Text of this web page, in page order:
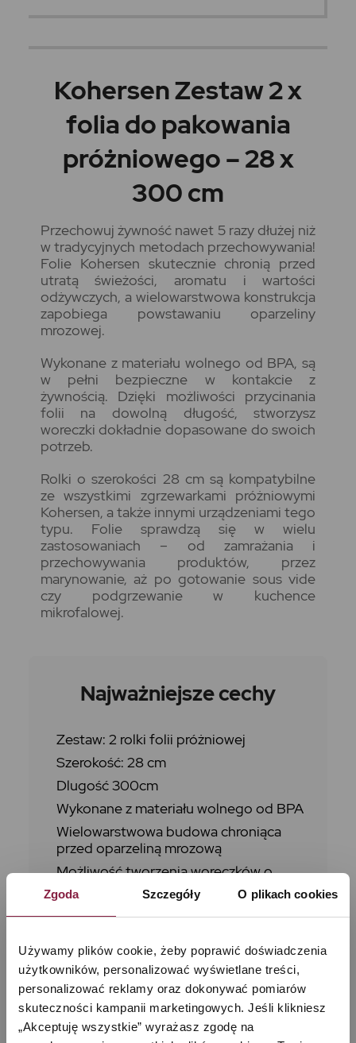
Zgoda Szczegóły O plikach cookies
Używamy plików cookie, żeby poprawić doświadczenia
użytkowników, personalizować wyświetlane treści,
personalizować reklamy oraz dokonywać pomiarów
skuteczności kampanii marketingowych. Jeśli klikniesz
„Akceptuję wszystkie” wyrażasz zgodę na
Kohersen Zestaw 2 x
folia do pakowania
próżniowego – 28 x
300 cm
Przechowuj żywność nawet 5 razy dłużej niż
w tradycyjnych metodach przechowywania!
Folie Kohersen skutecznie chronią przed
utratą świeżości, aromatu i wartości
odżywczych, a wielowarstwowa konstrukcja
zapobiega powstawaniu oparzeliny
mrozowej.
Wykonane z materiału wolnego od BPA, są
w pełni bezpieczne w kontakcie z
żywnością. Dzięki możliwości przycinania
folii na dowolną długość, stworzysz
woreczki dokładnie dopasowane do swoich
potrzeb.
Rolki o szerokości 28 cm są kompatybilne
ze wszystkimi zgrzewarkami próżniowymi
Kohersen, a także innymi urządzeniami tego
typu. Folie sprawdzą się w wielu
zastosowaniach – od zamrażania i
przechowywania produktów, przez
marynowanie, aż po gotowanie sous vide
czy podgrzewanie w kuchence
mikrofalowej.
Najważniejsze cechy
Zestaw: 2 rolki folii próżniowej
Szerokość: 28 cm
Dlugość 300cm
Wykonane z materiału wolnego od BPA
Wielowarstwowa budowa chroniąca
przed oparzeliną mrozową
Możliwość tworzenia woreczków o
dowolnym rozmiarze
urządzeniami
Wszechstronne zastosowanie:
zamrażanie, marynowanie, gotowanie
sous vide, mikrofalówka